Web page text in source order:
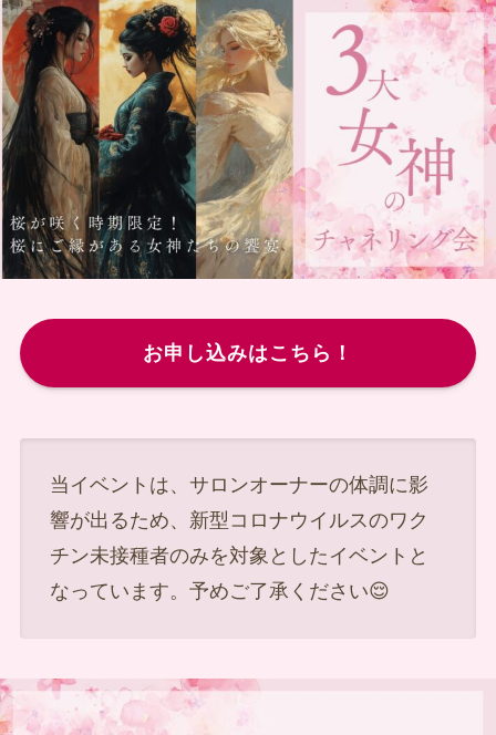
お申し込みはこちら！
当イベントは、サロンオーナーの体調に影
響が出るため、新型コロナウイルスのワク
チン未接種者のみを対象としたイベントと
なっています。予めご了承ください😌